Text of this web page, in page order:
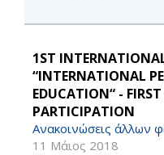
1ST
“INTERNATIONAL
EDUCATION“ -
PARTICIPATION
Ανακοινώσεις άλλων
11 Μάιος 2018